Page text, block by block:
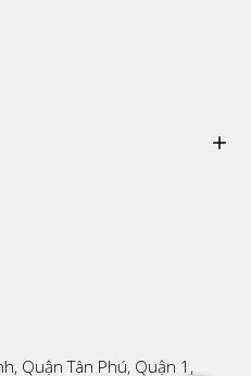
Quận Tân Phú, Quận 1,